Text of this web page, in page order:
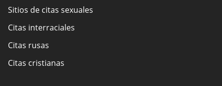
Mapa del sitio
Sitios de citas sexuales
Citas interraciales
Citas rusas
Citas cristianas